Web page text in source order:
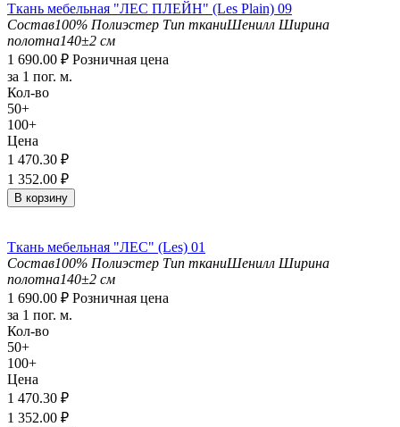
Ткань мебельная "ЛЕС ПЛЕЙН" (Les Plain) 09
Состав100% Полиэстер Тип тканиШенилл Ширина
полотна140±2 см
1 690.00 ₽ Розничная цена
за 1 пог. м.
Кол-во
50+
100+
Цена
1 470.30 ₽
1 352.00 ₽
В корзину
Ткань мебельная "ЛЕС" (Les) 01
Состав100% Полиэстер Тип тканиШенилл Ширина
полотна140±2 см
1 690.00 ₽ Розничная цена
за 1 пог. м.
Кол-во
50+
100+
Цена
1 470.30 ₽
1 352.00 ₽